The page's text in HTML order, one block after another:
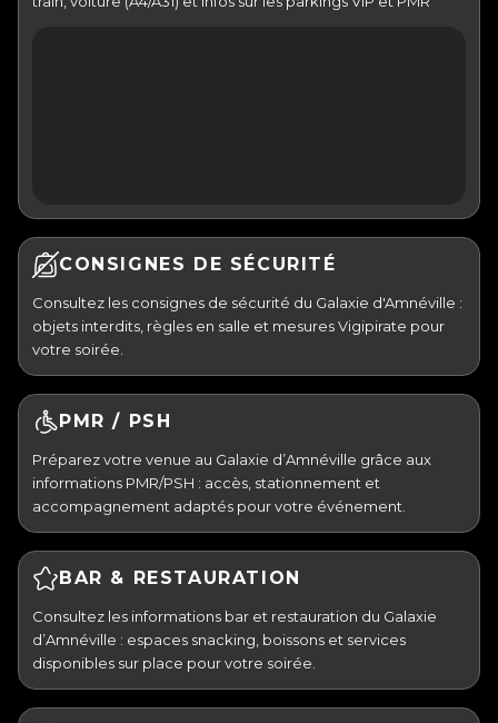
CONSIGNES DE SÉCURITÉ
Consultez les consignes de sécurité du Galaxie d'Amnéville :
objets interdits, règles en salle et mesures Vigipirate pour
votre soirée.
PMR / PSH
Préparez votre venue au Galaxie d’Amnéville grâce aux
informations PMR/PSH : accès, stationnement et
accompagnement adaptés pour votre événement.
BAR & RESTAURATION
Consultez les informations bar et restauration du Galaxie
d’Amnéville : espaces snacking, boissons et services
disponibles sur place pour votre soirée.